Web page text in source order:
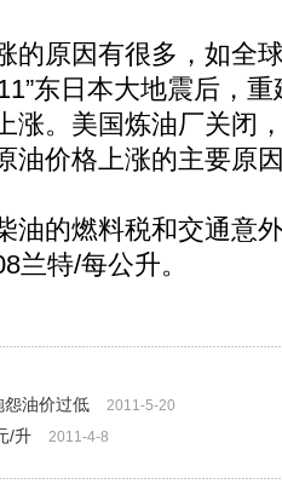
原因有很多，如全
东日本大地震后，
涨。美国炼油厂关闭
油价格上涨的主要原
的燃料税和交通意
兰特/每公升。
油价过低
2011-5-20
/升 2011-4-8